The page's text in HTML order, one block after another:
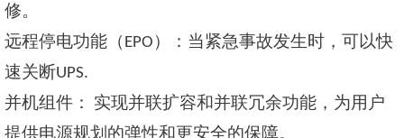
修。
远程停电功能（ EPO ）：当紧急事故发生时，可以快
速关断UPS.
并机组件：
实现并联扩容和并联冗余功能，为用户
提供电源规划的弹性和更安全的保障。